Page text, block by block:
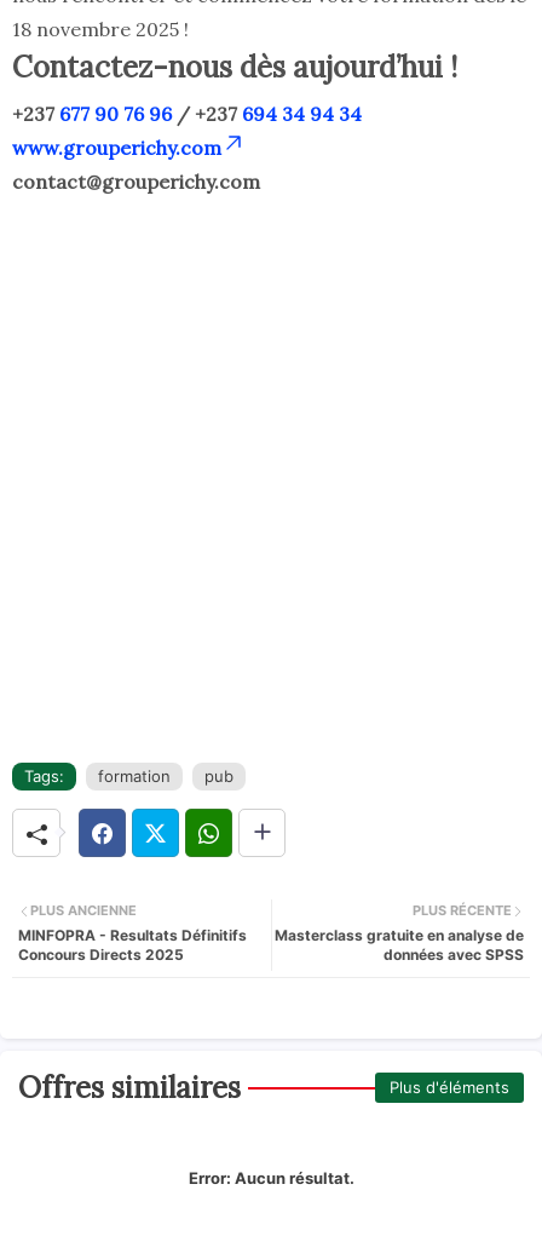
18 novembre 2025 !
Contactez-nous dès aujourd’hui !
+237 677 90 76 96/ +237 694 34 94 34
www.grouperichy.com
contact@grouperichy.com
Tags: formation pub
PLUS RÉCENTE
Masterclass gratuite en analyse de
données avec SPSS
PLUS ANCIENNE
MINFOPRA - Resultats Définitifs
Concours Directs 2025
Offres similaires Plus d'éléments
Error: Aucun résultat.